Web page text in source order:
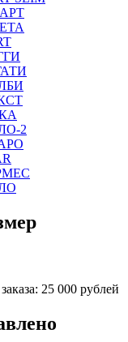
2
25 000 рублей